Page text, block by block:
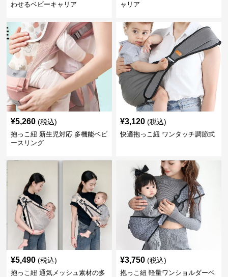
わせるベビーキャリア
ャリア
¥5,260 (税込)
抱っこ紐 新生児対応 多機能ベビ
ースリング
¥3,120 (税込)
快適抱っこ紐 ワンタッチ調節式
¥5,490 (税込)
抱っこ紐 通気メッシュ素材の多
¥3,750 (税込)
抱っこ紐 軽量ワンショルダーベ